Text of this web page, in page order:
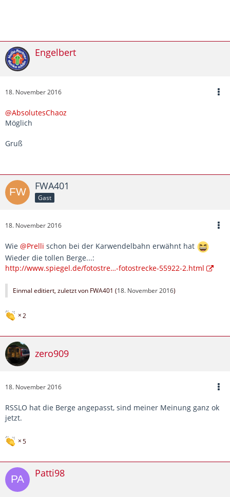
Engelbert
18. November 2016
@AbsolutesChaoz
Möglich
Gruß
FWA401
Gast
18. November 2016
Wie @Prelli schon bei der Karwendelbahn erwähnt hat
Wieder die tollen Berge...:
http://www.spiegel.de/fotostre…-fotostrecke-55922-2.html
Einmal editiert, zuletzt von FWA401 (18. November 2016)
2
zero909
18. November 2016
RSSLO hat die Berge angepasst, sind meiner Meinung ganz ok
jetzt.
5
Patti98